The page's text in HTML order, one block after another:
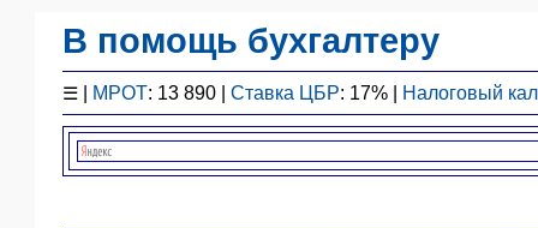
В помощь бухгалтеру
☰ МРОТ: 13 890 | Ставка ЦБР: 17% | Налоговый
Законодательство
F1 - Отчетность
План счетов
Справочник